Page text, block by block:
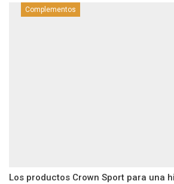
Complementos
Los productos Crown Sport para una